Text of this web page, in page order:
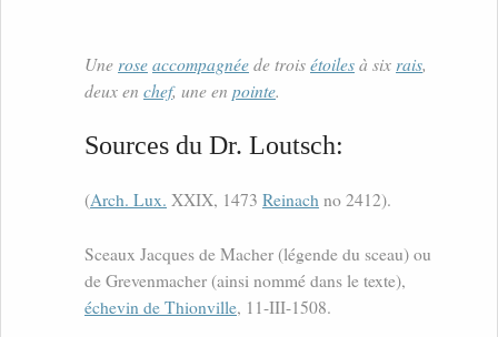
Uneroseaccompagnéede troisétoilesà sixrais,
deux en chef, une en pointe.
Sources du Dr. Loutsch:
(Arch. Lux. XXIX, 1473 Reinach no 2412).
Sceaux Jacques de Macher (légende du sceau) ou
de Grevenmacher (ainsi nommé dans le texte),
échevin de Thionville, 11-III-1508.